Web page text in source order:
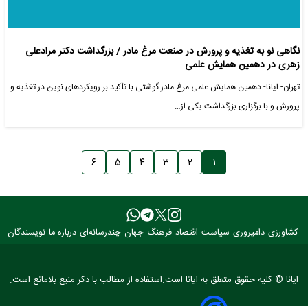
نگاهی نو به تغذیه و پرورش در صنعت مرغ مادر / بزرگداشت دکتر مرادعلی
زهری در دهمین همایش علمی
تهران- ایانا- دهمین همایش علمی مرغ مادر گوشتی با تأکید بر رویکردهای نوین در تغذیه و
پرورش و با برگزاری بزرگداشت یکی از…
۱ ۲ ۳ ۴ ۵ ۶
کشاورزی دامپروری سیاست اقتصاد فرهنگ جهان چندرسانه‌ای درباره ما نویسندگان
ایانا © کلیه حقوق متعلق به ایانا است.استفاده از مطالب با ذکر منبع بلامانع است.